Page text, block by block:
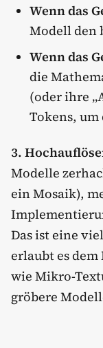
Wenn das
Modell den
Wenn das
die
(oder ihre
Tokens,
3.
Modelle
ein Mosaik),
Das ist eine
erlaubt es
wie Mikro-
gröbere